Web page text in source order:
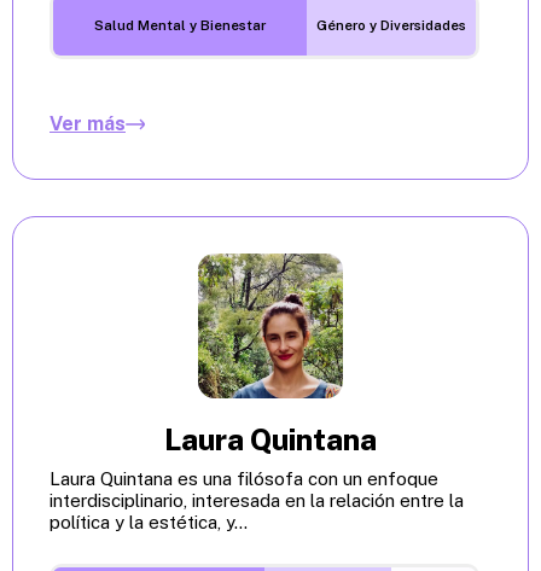
Salud Mental y Bienestar Género y Diversidades
Ver más
Laura Quintana
Laura Quintana es una filósofa con un enfoque
interdisciplinario, interesada en la relación entre la
política y la estética, y...